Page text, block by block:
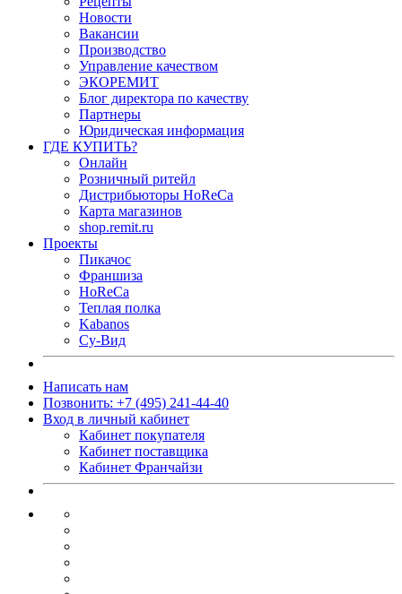
Новости
Вакансии
Производство
Управление качеством
ЭКОРЕМИТ
Блог директора по качеству
Партнеры
Юридическая информация
ГДЕ КУПИТЬ?
Онлайн
Розничный ритейл
Дистрибьюторы HoReCa
Карта магазинов
shop.remit.ru
Проекты
Пикачос
Франшиза
HoReCa
Теплая полка
Kabanos
Су-Вид
Написать нам
Позвонить: +7 (495) 241-44-40
Вход в личный кабинет
Кабинет покупателя
Кабинет поставщика
Кабинет Франчайзи